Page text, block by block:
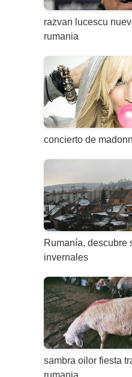
razvan lucescu
rumania
concierto de
Rumanía, descubre
invernales
sambra oilor fiesta